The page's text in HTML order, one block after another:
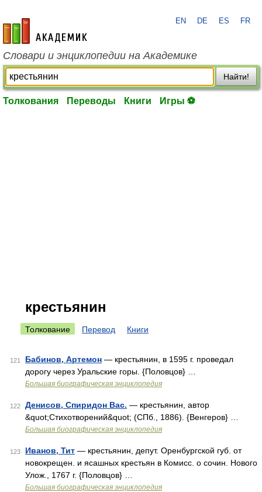
academic.ru
EN DE ES FR
Словари и энциклопедии на Академике
Найти!
Толкования Переводы Книги Игры ⚽
крестьянин
Толкование Перевод Книги
121 Бабинов, Артемон — крестьянин, в 1595 г. проведал
дорогу через Уральские горы. {Половцов} …
Большая биографическая энциклопедия
122 Денисов, Спиридон Вас. — крестьянин, автор
&quot;Стихотворений&quot; (СПб., 1886). {Венгеров} …
Большая биографическая энциклопедия
123 Иванов, Тит — крестьянин, депут. Оренбургской губ. от
новокрещен. и ясашных крестьян в Комисс. о сочин. Нового
Улож., 1767 г. {Половцов} …
Большая биографическая энциклопедия